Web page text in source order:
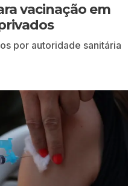
vacinação em
por autoridade sanitária